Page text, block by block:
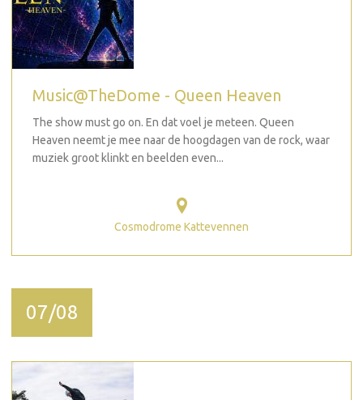
Music@TheDome - Queen Heaven
The show must go on. En dat voel je meteen. Queen
Heaven neemt je mee naar de hoogdagen van de rock, waar
muziek groot klinkt en beelden even...
Cosmodrome Kattevennen
07/08